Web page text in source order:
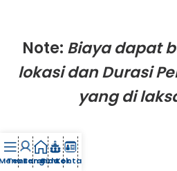
Note: Biaya dapat
lokasi dan Durasi
yang di
Tentang
Beranda
Bimtek
Kontak